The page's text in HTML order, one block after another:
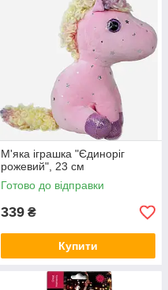
М'яка іграшка "Єдиноріг
рожевий", 23 см
Готово до відправки
339 ₴
Купити